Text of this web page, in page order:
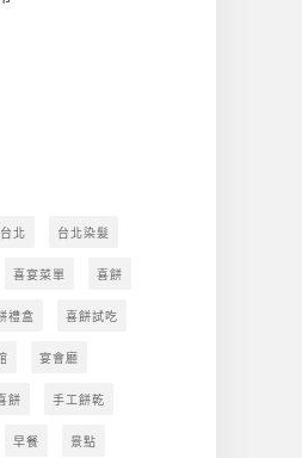
台北 台北染髮
喜宴菜單 喜餅
禮盒 喜餅試吃
宴會廳
餅 手工餅乾
早餐 景點